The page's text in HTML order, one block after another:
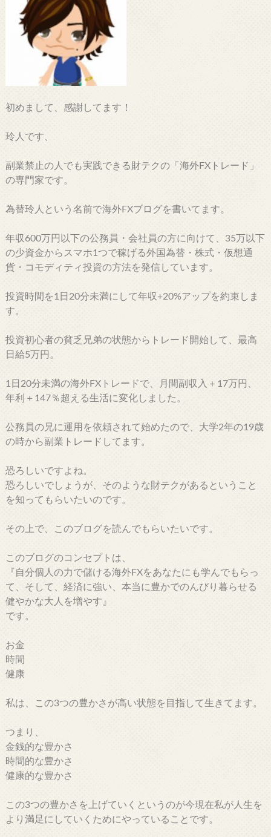
初めまして、感謝してます！
玲人です、
副業禁止の人でも実践できる財テクの「海外FXトレード」
の専門家です。
為替玲人という名前で海外FXブログを書いてます。
年収600万円以下の公務員・会社員の方に向けて、35万以下
の少資金からスマホ1つで稼げる外国為替・株式・仮想通
貨・コモディティ投資の方法を発信しています。
投資時間を1日20分未満にして年収+20%アップを約束しま
す。
投資初心者の貧乏兄弟の状態からトレード開始して、最高
日給5万円。
1日20分未満の海外FXトレードで、月間副収入＋17万円、
年利＋147％超える生活に変化しました。
公務員の兄に運用を依頼されて始めたので、大学2年の19歳
の時から副業トレードしてます。
恐ろしいですよね。
恐ろしいでしょうが、そのような財テクがあるということ
を知ってもらいたいのです。
その上で、このブログを読んでもらいたいです。
このブログのコンセプトは、
『自分個人の力で儲ける海外FXをあなたにも学んでもらっ
て、そして、経済に強い、本当に豊かでのんびり暮らせる
健やかな大人を増やす』
です。
お金
時間
健康
私は、この3つの豊かさが高い状態を目指して生きてます。
つまり、
金銭的な豊かさ
時間的な豊かさ
健康的な豊かさ
この3つの豊かさを上げていくというのが今現在私が人生を
より満足にしていくためにやっていることです。